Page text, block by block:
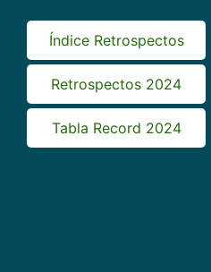
Índice Retrospectos
Retrospectos 2024
Tabla Record 2024